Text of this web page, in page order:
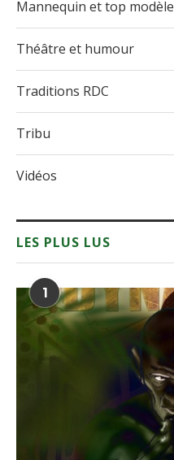
Mannequin et top modèle
Théâtre et humour
Traditions RDC
Tribu
Vidéos
LES PLUS LUS
1